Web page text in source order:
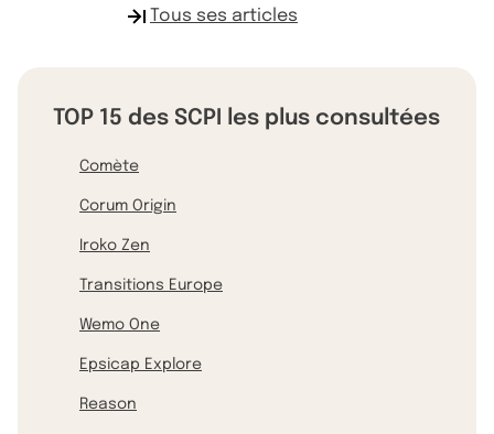
Tous ses articles
TOP 15 des SCPI les plus consultées
Comète
Corum Origin
Iroko Zen
Transitions Europe
Wemo One
Epsicap Explore
Reason